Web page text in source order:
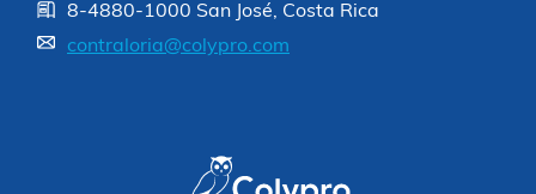
8-4880-1000 San José, Costa Rica
contraloria@colypro.com